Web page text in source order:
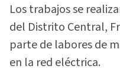
Los trabajos se
del Distrito Central,
parte de labores de
en la red eléctrica.